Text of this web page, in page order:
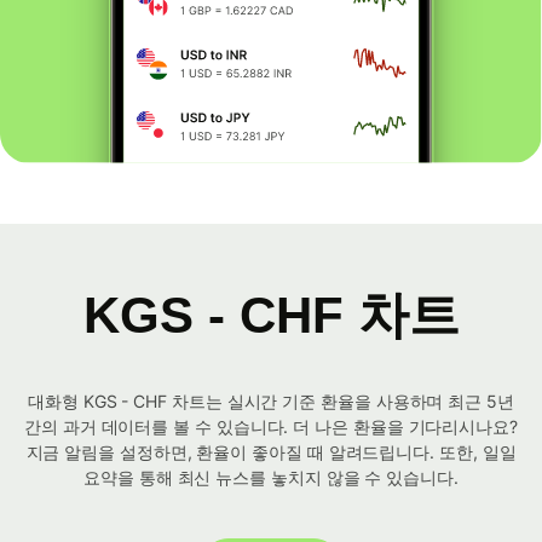
KGS - CHF 차트
대화형 KGS - CHF 차트는 실시간 기준 환율을 사용하며 최근 5년
간의 과거 데이터를 볼 수 있습니다. 더 나은 환율을 기다리시나요?
지금 알림을 설정하면, 환율이 좋아질 때 알려드립니다. 또한, 일일
요약을 통해 최신 뉴스를 놓치지 않을 수 있습니다.